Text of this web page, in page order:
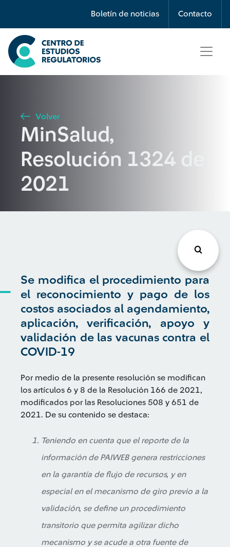
Boletín de noticias Contacto
Búsqueda
Seleccione país
Buscar
Volver
MinSalud,
Resolución 1324 de
2021
Se modifica el procedimiento para
el reconocimiento y pago de los
costos asociados al agendamiento,
aplicación, verificación, apoyo y
validación de las vacunas contra el
COVID-19
Por medio de la presente resolución se modifican
los artículos 6 y 8 de la Resolución 166 de 2021,
modificados por las Resoluciones 508 y 651 de
2021. De su contenido se destaca:
Teniendo en cuenta que el reporte de la
información de PAIWEB genera restricciones
en la garantía de flujo de recursos, y en
especial en el mecanismo de giro previo a la
validación, se define un procedimiento
transitorio que permita agilizar dicho
mecanismo y se acude a otra fuente de